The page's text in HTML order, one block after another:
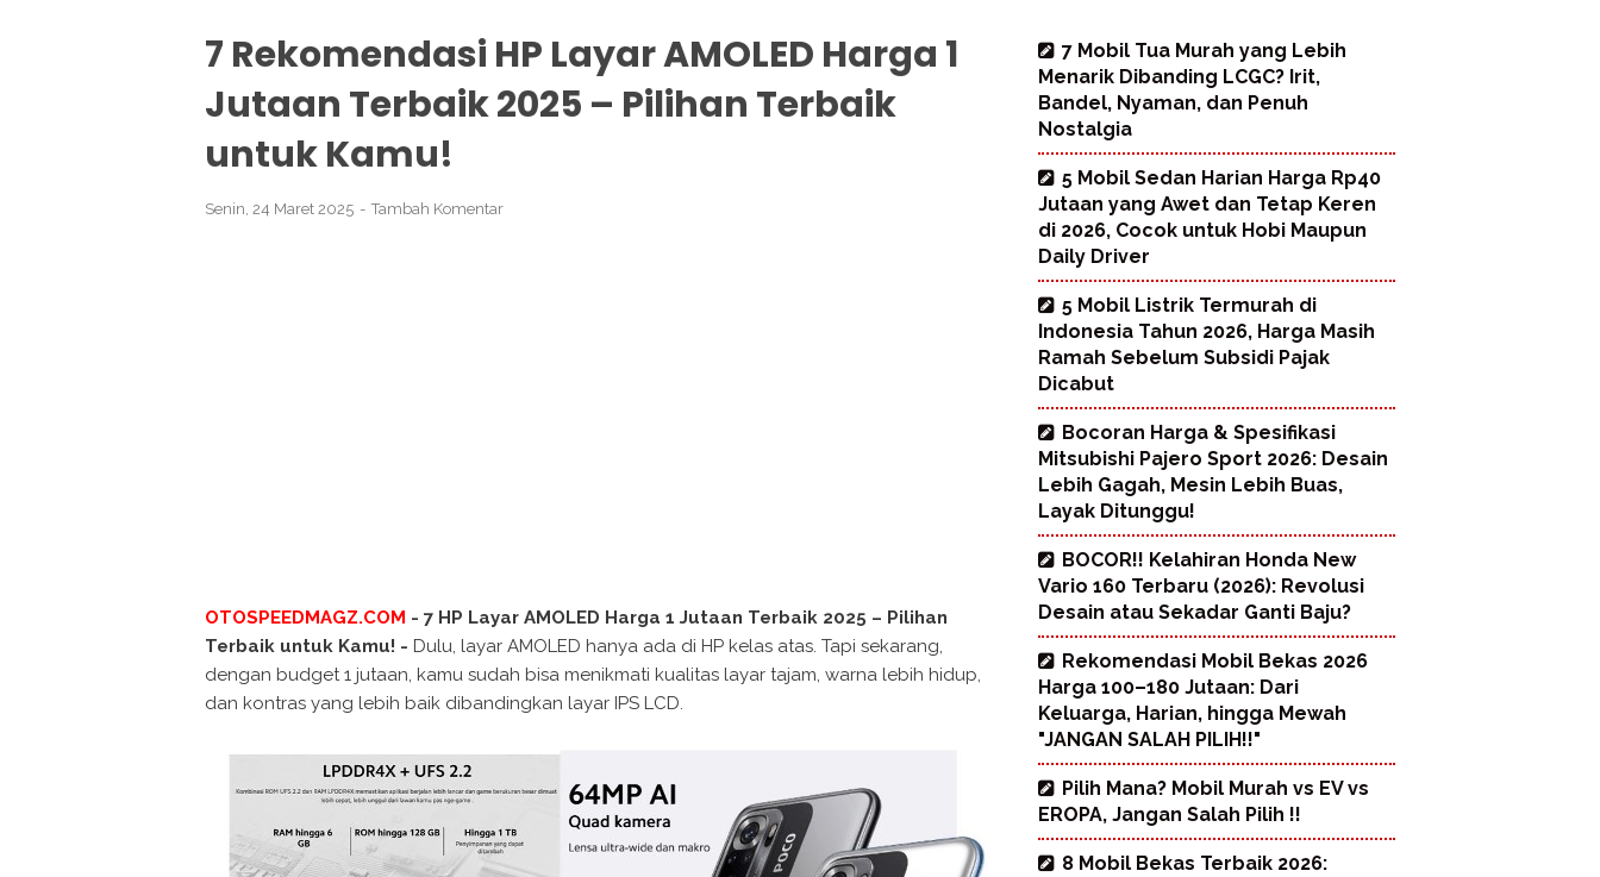
7 Rekomendasi HP Layar AMOLED Harga 1
Jutaan Terbaik 2025 – Pilihan Terbaik
untuk Kamu!
Senin, 24 Maret 2025 Tambah Komentar
OTOSPEEDMAGZ.COM - 7 HP Layar AMOLED Harga 1 Jutaan Terbaik 2025 – Pilihan
Terbaik untuk Kamu! - Dulu, layar AMOLED hanya ada di HP kelas atas. Tapi sekarang,
dengan budget 1 jutaan, kamu sudah bisa menikmati kualitas layar tajam, warna lebih hidup,
dan kontras yang lebih baik dibandingkan layar IPS LCD.
7 Mobil Tua Murah yang Lebih
Menarik Dibanding LCGC? Irit,
Bandel, Nyaman, dan Penuh
Nostalgia
5 Mobil Sedan Harian Harga Rp40
Jutaan yang Awet dan Tetap Keren
di 2026, Cocok untuk Hobi Maupun
Daily Driver
5 Mobil Listrik Termurah di
Indonesia Tahun 2026, Harga Masih
Ramah Sebelum Subsidi Pajak
Dicabut
Bocoran Harga & Spesifikasi
Mitsubishi Pajero Sport 2026: Desain
Lebih Gagah, Mesin Lebih Buas,
Layak Ditunggu!
BOCOR!! Kelahiran Honda New
Vario 160 Terbaru (2026): Revolusi
Desain atau Sekadar Ganti Baju?
Rekomendasi Mobil Bekas 2026
Harga 100–180 Jutaan: Dari
Keluarga, Harian, hingga Mewah
"JANGAN SALAH PILIH!!"
Pilih Mana? Mobil Murah vs EV vs
EROPA, Jangan Salah Pilih !!
8 Mobil Bekas Terbaik 2026: